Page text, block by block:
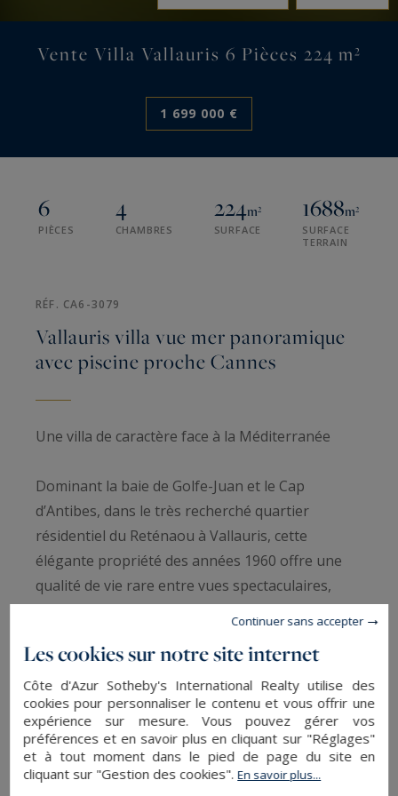
Vente Villa Vallauris 6 Pièces 224 m²
1 699 000 €
6
PIÈCES
4
CHAMBRES
224m²
SURFACE
1688m²
SURFACE
TERRAIN
RÉF. CA6-3079
Vallauris villa vue mer panoramique
avec piscine proche Cannes
Une villa de caractère face à la Méditerranée
Dominant la baie de Golfe-Juan et le Cap
d’Antibes, dans le très recherché quartier
résidentiel du Reténaou à Vallauris, cette
élégante propriété des années 1960 offre une
qualité de vie rare entre vues spectaculaires,
volumes généreux et douceur méditerranéenne.
À seulement quelques minutes des plages, des
ports de plaisance de Golfe-Juan, de Cannes et
de ses célèbres adresses, la villa bénéficie d’un
environnement résidentiel paisible où règnent
calme, lumière et intimité.
Les cookies sur notre site internet
Côte d'Azur Sotheby's International Realty utilise des
cookies pour personnaliser le contenu et vous offrir une
expérience sur mesure. Vous pouvez gérer vos
préférences et en savoir plus en cliquant sur "Réglages"
et à tout moment dans le pied de page du site en
cliquant sur "Gestion des cookies".En savoir plus...
Continuer sans accepter